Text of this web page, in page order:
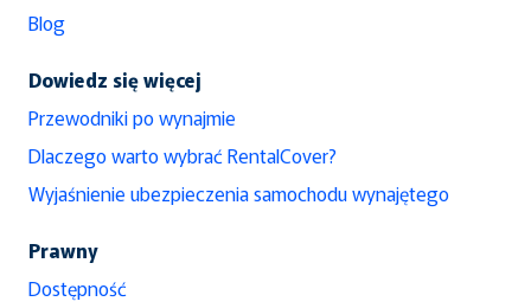
Blog
Dowiedz się więcej
Przewodniki po wynajmie
Dlaczego warto wybrać RentalCover?
Wyjaśnienie ubezpieczenia samochodu wynajętego
Prawny
Dostępność